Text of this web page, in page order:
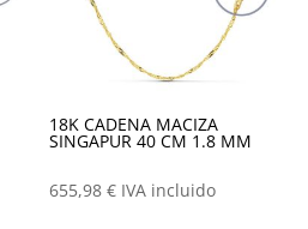
18K CADENA MACIZA
SINGAPUR 40 CM 1.8 MM
655,98€ IVA incluido